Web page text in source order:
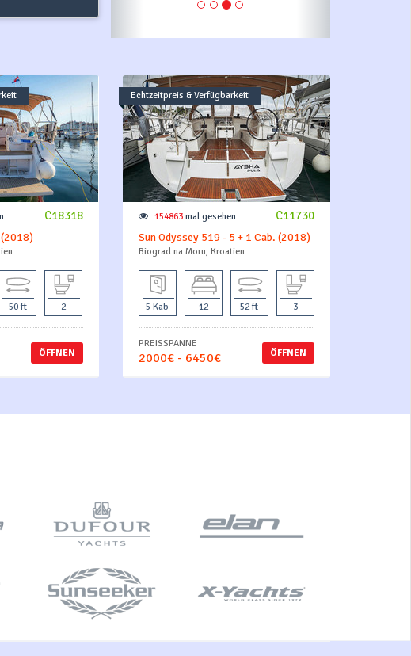
C18318
50 ft 2
ÖFFNEN
Echtzeitpreis & Verfügbarkeit
C11730
154863mal gesehen
Sun Odyssey 519 - 5 + 1 Cab. (2018)
Biograd na Moru, Kroatien
5 Kab 12 52 ft 3
ÖFFNEN
PREISSPANNE
2000€ - 6450€